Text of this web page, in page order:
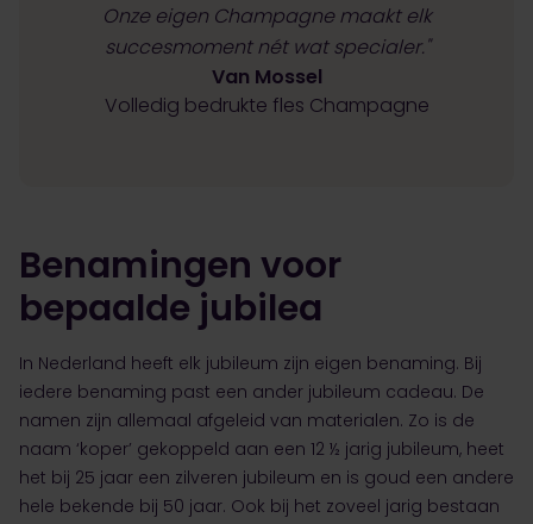
Onze eigen Champagne maakt elk
succesmoment nét wat specialer."
Van Mossel
Volledig bedrukte fles Champagne
Benamingen voor
bepaalde jubilea
In Nederland heeft elk jubileum zijn eigen benaming. Bij
iedere benaming past een ander jubileum cadeau. De
namen zijn allemaal afgeleid van materialen. Zo is de
naam ‘koper’ gekoppeld aan een 12 ½ jarig jubileum, heet
het bij 25 jaar een zilveren jubileum en is goud een andere
hele bekende bij 50 jaar. Ook bij het zoveel jarig bestaan